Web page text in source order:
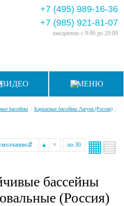
+7 (495) 989-16-36
+7 (985) 921-81-07
ежедневно с 9:00 до 20:00
ВИДЕО МЕНЮ
бассейны / Каркасные бассейны Лагуна (Россия) /
⇵ ▲ ▼ по 30 ▦▤
бассейны
(Россия)